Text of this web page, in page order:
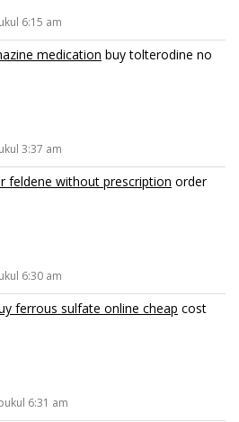
6:15 am
medication buy tolterodine no
3:37 am
feldene without prescription order
6:30 am
ferrous sulfate online cheap cost
6:31 am